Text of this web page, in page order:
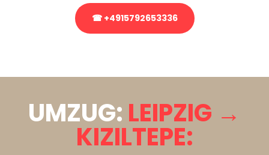
☎ +4915792653336
UMZUG: LEIPZIG →
KIZILTEPE: